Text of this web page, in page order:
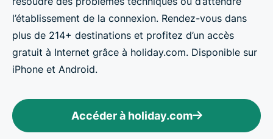
l’établissement de la connexion. Rendez-vous dans
plus de 214+ destinations et profitez d’un accès
gratuit à Internet grâce à holiday.com. Disponible sur
iPhone et Android.
Accéder à holiday.com